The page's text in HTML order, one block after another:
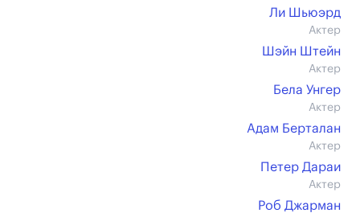
Ли Шьюэрд
Актер
Шэйн Штейн
Актер
Бела Унгер
Актер
Адам Берталан
Актер
Петер Дараи
Актер
Роб Джарман